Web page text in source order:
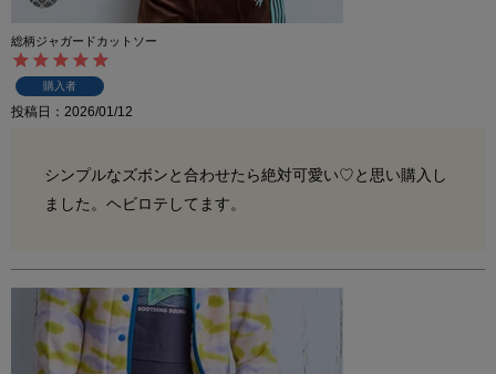
総柄ジャガードカットソー
購入者
投稿日 2026/01/12
シンプルなズボンと合わせたら絶対可愛い♡と思い購入し
ました。ヘビロテしてます。